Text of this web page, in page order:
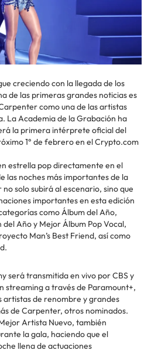
creciendo con la llegada de los
de las primeras grandes noticias es
como una de las artistas
La Academia de la Grabación ha
la primera intérprete oficial del
1° de febrero en el Crypto.com
estrella pop directamente en el
las noches más importantes de la
solo subirá al escenario, sino que
importantes en esta edición
como Álbum del Año,
Año y Mejor Álbum Pop Vocal,
Man’s Best Friend, así como
será transmitida en vivo por CBS y
streaming a través de Paramount+,
de renombre y grandes
de Carpenter, otros nominados.
Artista Nuevo, también
la gala, haciendo que el
llena de actuaciones